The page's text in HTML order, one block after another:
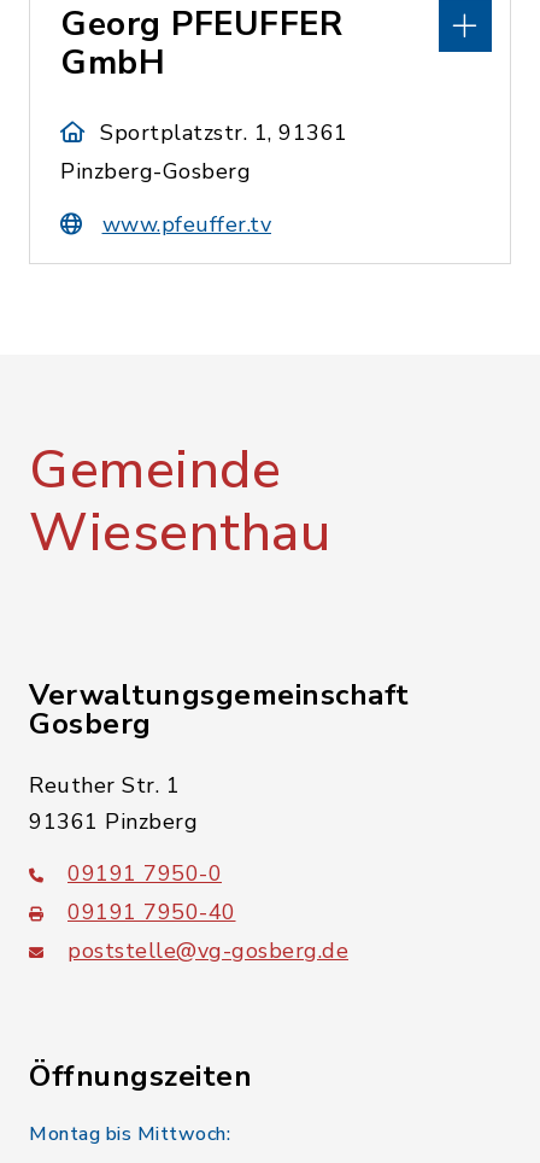
Georg PFEUFFER
GmbH
Sportplatzstr. 1, 91361
Pinzberg-Gosberg
www.pfeuffer.tv
Gemeinde
Wiesenthau
Verwaltungsgemeinschaft
Gosberg
Reuther Str. 1
91361 Pinzberg
09191 7950-0
09191 7950-40
poststelle@vg-gosberg.de
Öffnungszeiten
Montag bis Mittwoch: